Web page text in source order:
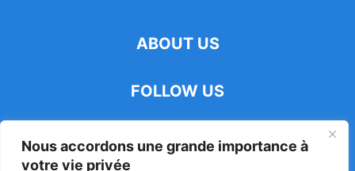
Nous accordons une grande importance à
votre vie privée
ABOUT US
FOLLOW US